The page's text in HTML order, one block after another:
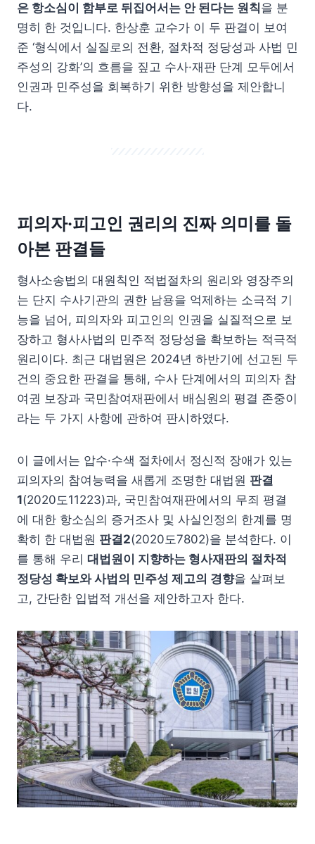
은 항소심이 함부로 뒤집어서는 안 된다는 원칙을 분
명히 한 것입니다. 한상훈 교수가 이 두 판결이 보여
준 ‘형식에서 실질로의 전환, 절차적 정당성과 사법 민
주성의 강화’의 흐름을 짚고 수사·재판 단계 모두에서
인권과 민주성을 회복하기 위한 방향성을 제안합니
다.
피의자·피고인 권리의 진짜 의미를 돌
아본 판결들
형사소송법의 대원칙인 적법절차의 원리와 영장주의
는 단지 수사기관의 권한 남용을 억제하는 소극적 기
능을 넘어, 피의자와 피고인의 인권을 실질적으로 보
장하고 형사사법의 민주적 정당성을 확보하는 적극적
원리이다. 최근 대법원은 2024년 하반기에 선고된 두
건의 중요한 판결을 통해, 수사 단계에서의 피의자 참
여권 보장과 국민참여재판에서 배심원의 평결 존중이
라는 두 가지 사항에 관하여 판시하였다.
이 글에서는 압수·수색 절차에서 정신적 장애가 있는
피의자의 참여능력을 새롭게 조명한 대법원 판결
1(2020도11223)과, 국민참여재판에서의 무죄 평결
에 대한 항소심의 증거조사 및 사실인정의 한계를 명
확히 한 대법원 판결2(2020도7802)을 분석한다. 이
를 통해 우리 대법원이 지향하는 형사재판의 절차적
정당성 확보와 사법의 민주성 제고의 경향을 살펴보
고, 간단한 입법적 개선을 제안하고자 한다.